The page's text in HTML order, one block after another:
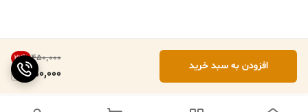
۴۵۰٬۰۰۰ 22%
350,000
افزودن به سبد خرید